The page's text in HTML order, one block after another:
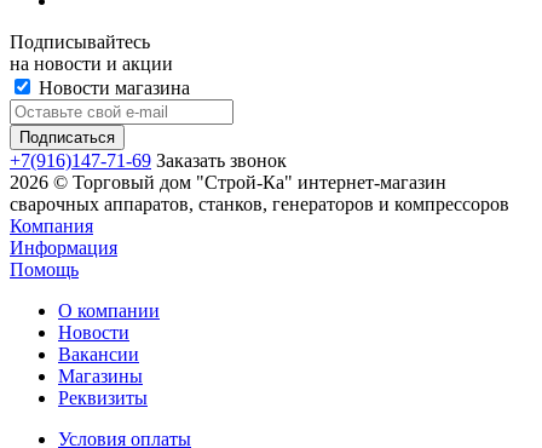
Подписывайтесь
на новости и акции
Новости магазина
+7(916)147-71-69 Заказать звонок
2026 © Торговый дом "Строй-Ка" интернет-магазин
сварочных аппаратов, станков, генераторов и компрессоров
Компания
Информация
Помощь
О компании
Новости
Вакансии
Магазины
Реквизиты
Условия оплаты